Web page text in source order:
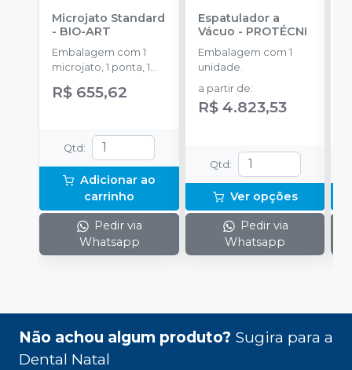
Microjato Standard
- BIO-ART
Embalagem com 1
microjato, 1 ponta, 1
alumínio com 50g, 1
manual de instruções.
R$ 655,62
Qtd:
Adicionar ao
carrinho
Pedir via
Whatsapp
Espatulador a
Vácuo - PROTÉCNI
Embalagem com 1
unidade.
a partir de:
R$ 4.823,53
Qtd:
Ver opções
Pedir via
Whatsapp
Não achou algum produto? Sugira para a
Dental Natal